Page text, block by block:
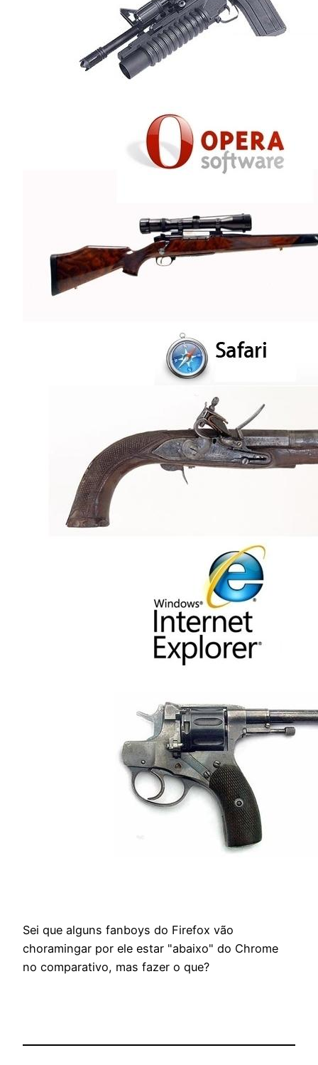
Sei que alguns fanboys do Firefox vão
choramingar por ele estar "abaixo" do Chrome
no comparativo, mas fazer o que?